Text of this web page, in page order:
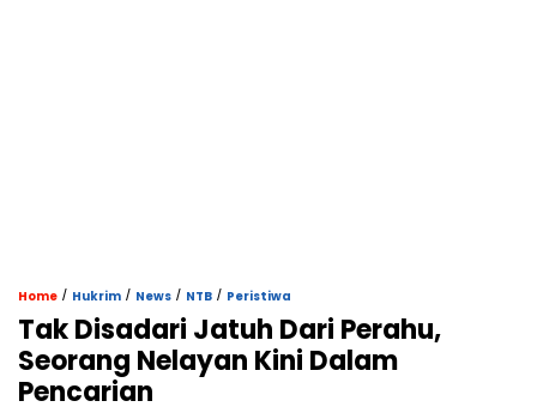
Home / Hukrim / News / NTB / Peristiwa
Tak Disadari Jatuh Dari Perahu,
Seorang Nelayan Kini Dalam
Pencarian